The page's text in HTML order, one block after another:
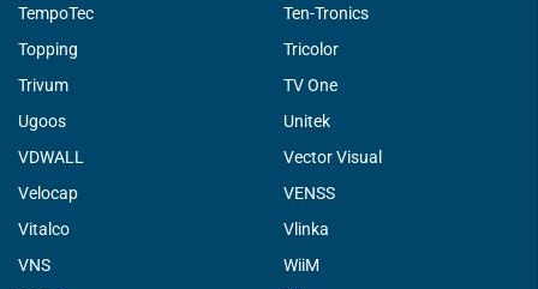
TempoTec
Ten-Tronics
Topping
Tricolor
Trivum
TV One
Ugoos
Unitek
VDWALL
Vector Visual
Velocap
VENSS
Vitalco
Vlinka
VNS
WiiM